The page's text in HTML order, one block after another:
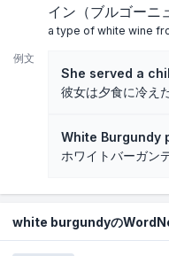
イン（ブルゴーニ
a type of white wine
例文
She served a
彼女は夕食に冷え
White Burgundy
ホワイトバーガン
white burgundyの